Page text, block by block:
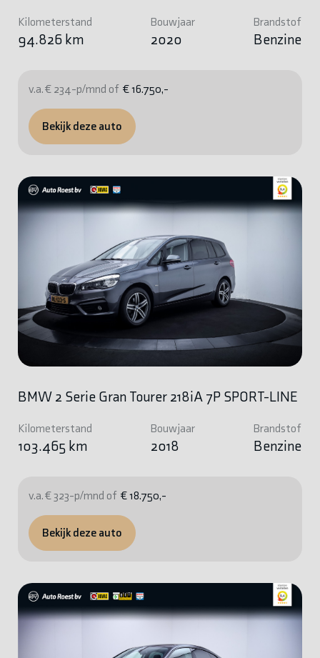
Kilometerstand
94.826 km
Bouwjaar
2020
Brandstof
Benzine
v.a. € 234-p/mnd of € 16.750,-
Bekijk deze auto
BMW 2 Serie Gran Tourer 218iA 7P SPORT-LINE
Kilometerstand
103.465 km
Bouwjaar
2018
Brandstof
Benzine
v.a. € 323-p/mnd of € 18.750,-
Bekijk deze auto